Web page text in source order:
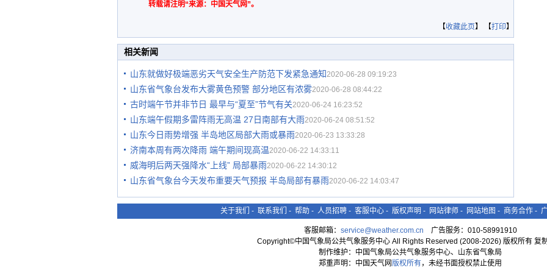
转载请注明“来源：中国天气网”。
【收藏此页】 【打印】
相关新闻
山东就做好极端恶劣天气安全生产防范下发紧急通知2020-06-28 09:19:23
山东省气象台发布大雾黄色预警 部分地区有浓雾2020-06-28 08:44:22
古时端午节并非节日 最早与“夏至”节气有关2020-06-24 16:23:52
山东端午假期多雷阵雨无高温 27日南部有大雨2020-06-24 08:51:52
山东今日雨势增强 半岛地区局部大雨或暴雨2020-06-23 13:33:28
济南本周有两次降雨 端午期间现高温2020-06-22 14:33:11
威海明后两天强降水“上线” 局部暴雨2020-06-22 14:30:12
山东省气象台今天发布重要天气预报 半岛局部有暴雨2020-06-22 14:03:47
关于我们 - 联系我们 - 帮助 - 人员招聘 - 客服中心 - 版权声明 - 网站律师 - 网站地图 - 商务合作 -
客服邮箱： service@weather.com.cn 广告服务：010-58991910
Copyright©中国气象局公共气象服务中心 All Rights Reserved (2008-2026) 版权所有 复
制作维护：中国气象局公共气象服务中心、山东省气象局
郑重声明：中国天气网版权所有，未经书面授权禁止使用